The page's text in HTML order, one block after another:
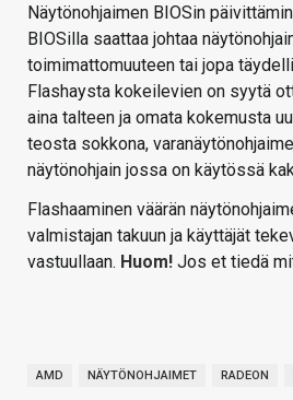
Näytönohjaimen BIOSin
BIOSilla saattaa johtaa
toimimattomuuteen tai jopa
Flashaysta kokeilevien on syytä
aina talteen ja omata kokemusta
teosta sokkona,
näytönohjain jossa on käytössä
Flashaaminen väärän
valmistajan takuun ja käyttäjät
vastuullaan. Huom! Jos et tiedä
AMD NÄYTÖNOHJAIMET RADEON